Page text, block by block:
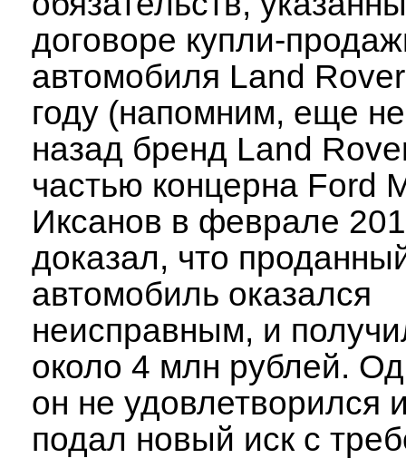
договоре купли-
автомобиля Land
году (напомним, еще
назад бренд Land
частью концерна Ford
Иксанов в феврале
доказал, что
автомобиль оказался
неисправным, и
около 4 млн рублей.
он не удовлетворился
подал новый иск с